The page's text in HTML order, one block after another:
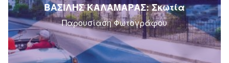
ΒΑΣΙΛΗΣ ΚΑΛΑΜΑΡΑΣ: Σκωτία
Παρουσίαση Φωτογράφου